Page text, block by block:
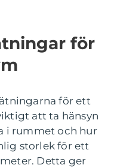
för
för ett
att ta hänsyn
i rummet och hur
storlek för ett
Detta ger